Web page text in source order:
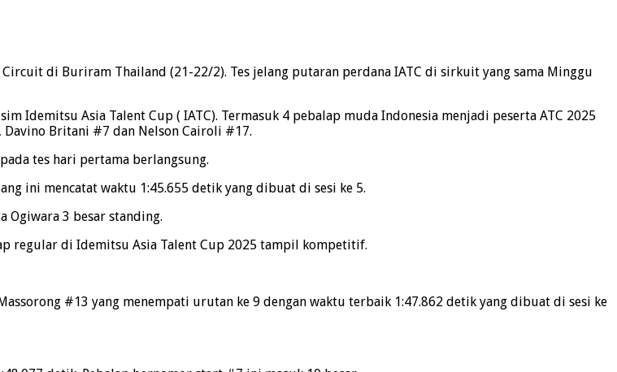
di Buriram Thailand (21-22/2). Tes jelang putaran perdana IATC di sirkuit yang sama Minggu
Idemitsu Asia Talent Cup ( IATC). Termasuk 4 pebalap muda Indonesia menjadi peserta ATC 2025
Britani #7 dan Nelson Cairoli #17.
tes hari pertama berlangsung.
ini mencatat waktu 1:45.655 detik yang dibuat di sesi ke 5.
Ogiwara 3 besar standing.
regular di Idemitsu Asia Talent Cup 2025 tampil kompetitif.
#13 yang menempati urutan ke 9 dengan waktu terbaik 1:47.862 detik yang dibuat di sesi ke